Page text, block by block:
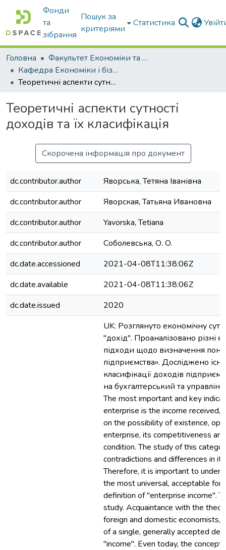
Фонди
та
зібрання
Пошук за
критеріями
Статистика
Головна
Факультет Економіки та бізнесу
Кафедра Економіки і бізнесу
Теоретичні аспекти сутності доходів та їх класифікація
Теоретичні аспекти сутності
доходів та їх класифікація
Скорочена інформація про документ
dc.contributor.author
Яворська, Тетяна Іванівна
dc.contributor.author
Яворская, Татьяна Ивановна
dc.contributor.author
Yavorska, Tetiana
dc.contributor.author
Соболевська, О. О.
dc.date.accessioned
2021-04-08T11:38:06Z
dc.date.available
2021-04-08T11:38:06Z
dc.date.issued
2020
UK: Розглянуто економічну
"дохід". Проаналізовано різні
підходи щодо визначення
підприємства». Досліджено
класифікації доходів
на бухгалтерський та
The most important and key
enterprise is the income received,
on the possibility of existence,
enterprise, its competitiveness
condition. The study of this
contradictions and differences in
Therefore, it is important to
the most universal, acceptable for
definition of "enterprise income".
study. Acquaintance with the
foreign and domestic economists,
of a single, generally accepted
"income". Even today, the